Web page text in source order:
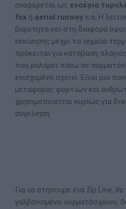
αναφέρεται ως εναέρια
fox ή aerial runway κ.α. Η
βαρύτητα και στη διαφορά
εκκίνησης μέχρι το σημείο
πρόκειται για κατάβαση
που ρολάρει πάνω σε
ενισχυμένο σχοινί. Είναι μια
μεταφοράς φορτίων και
χρησιμοποιείται κυρίως για
συγκίνηση.
Για να στήσουμε ένα Zip Line,
γαλβανισμένο συρματόσχοινο,